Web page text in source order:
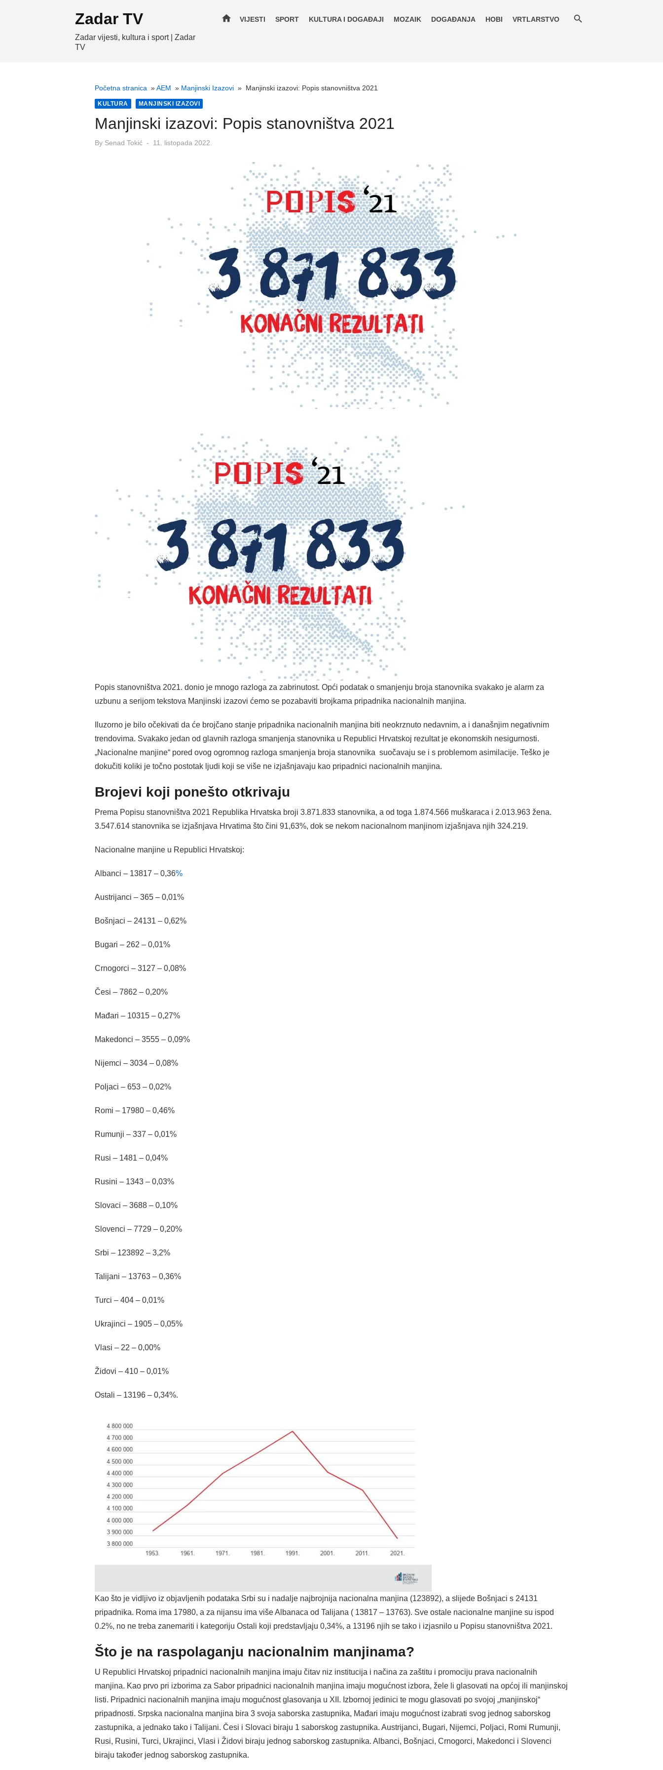
Zadar TV
Zadar vijesti, kultura i sport | Zadar
TV
home VIJESTI SPORT KULTURA I DOGAĐAJI MOZAIK DOGAĐANJA HOBI VRTLARSTVO
Početna stranica »AEM » Manjinski Izazovi » Manjinski izazovi: Popis stanovništva 2021
KULTURA MANJINSKI IZAZOVI
Manjinski izazovi: Popis stanovništva 2021
By Senad Tokić
Posted
11. listopada 2022.
Popis stanovništva 2021. donio je mnogo razloga za zabrinutost. Opći podatak o smanjenju broja stanovnika svakako je alarm za
uzbunu a serijom tekstova Manjinski izazovi ćemo se pozabaviti brojkama pripadnika nacionalnih manjina.
Iluzorno je bilo očekivati da će brojčano stanje pripadnika nacionalnih manjina biti neokrznuto nedavnim, a i današnjim negativnim
trendovima. Svakako jedan od glavnih razloga smanjenja stanovnika u Republici Hrvatskoj rezultat je ekonomskih nesigurnosti.
„Nacionalne manjine“ pored ovog ogromnog razloga smanjenja broja stanovnika suočavaju se i s problemom asimilacije. Teško je
dokučiti koliki je točno postotak ljudi koji se više ne izjašnjavaju kao pripadnici nacionalnih manjina.
Brojevi koji ponešto otkrivaju
Prema Popisu stanovništva 2021 Republika Hrvatska broji 3.871.833 stanovnika, a od toga 1.874.566 muškaraca i 2.013.963 žena.
3.547.614 stanovnika se izjašnjava Hrvatima što čini 91,63%, dok se nekom nacionalnom manjinom izjašnjava njih 324.219.
Nacionalne manjine u Republici Hrvatskoj:
Albanci – 13817 – 0,36%
Austrijanci – 365 – 0,01%
Bošnjaci – 24131 – 0,62%
Bugari – 262 – 0,01%
Crnogorci – 3127 – 0,08%
Česi – 7862 – 0,20%
Mađari – 10315 – 0,27%
Makedonci – 3555 – 0,09%
Nijemci – 3034 – 0,08%
Poljaci – 653 – 0,02%
Romi – 17980 – 0,46%
Rumunji – 337 – 0,01%
Rusi – 1481 – 0,04%
Rusini – 1343 – 0,03%
Slovaci – 3688 – 0,10%
Slovenci – 7729 – 0,20%
Srbi – 123892 – 3,2%
Talijani – 13763 – 0,36%
Turci – 404 – 0,01%
Ukrajinci – 1905 – 0,05%
Vlasi – 22 – 0,00%
Židovi – 410 – 0,01%
Ostali – 13196 – 0,34%.
Kao što je vidljivo iz objavljenih podataka Srbi su i nadalje najbrojnija nacionalna manjina (123892), a slijede Bošnjaci s 24131
pripadnika. Roma ima 17980, a za nijansu ima više Albanaca od Talijana ( 13817 – 13763). Sve ostale nacionalne manjine su ispod
0.2%, no ne treba zanemariti i kategoriju Ostali koji predstavljaju 0,34%, a 13196 njih se tako i izjasnilo u Popisu stanovništva 2021.
Što je na raspolaganju nacionalnim manjinama?
U Republici Hrvatskoj pripadnici nacionalnih manjina imaju čitav niz institucija i načina za zaštitu i promociju prava nacionalnih
manjina. Kao prvo pri izborima za Sabor pripadnici nacionalnih manjina imaju mogućnost izbora, žele li glasovati na općoj ili manjinskoj
listi. Pripadnici nacionalnih manjina imaju mogućnost glasovanja u XII. Izbornoj jedinici te mogu glasovati po svojoj „manjinskoj“
pripadnosti. Srpska nacionalna manjina bira 3 svoja saborska zastupnika, Mađari imaju mogućnost izabrati svog jednog saborskog
zastupnika, a jednako tako i Talijani. Česi i Slovaci biraju 1 saborskog zastupnika. Austrijanci, Bugari, Nijemci, Poljaci, Romi Rumunji,
Rusi, Rusini, Turci, Ukrajinci, Vlasi i Židovi biraju jednog saborskog zastupnika. Albanci, Bošnjaci, Crnogorci, Makedonci i Slovenci
biraju također jednog saborskog zastupnika.